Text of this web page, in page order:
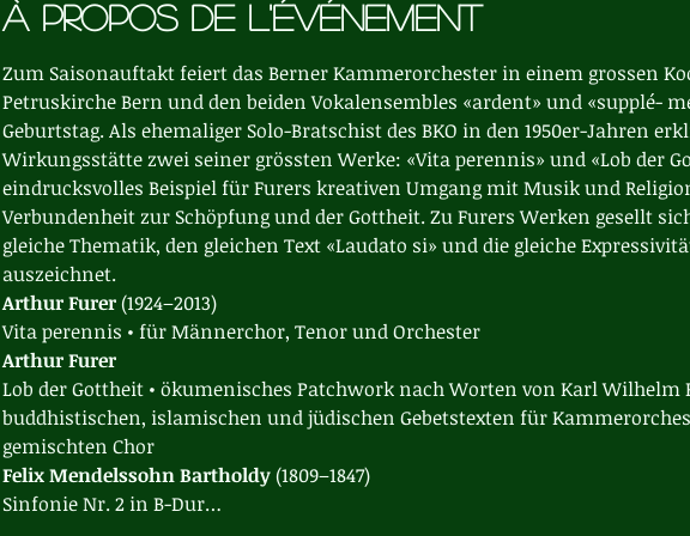
À propos de l'événement
Zum Saisonauftakt feiert das Berner Kammerorchester in einem grossen
Petruskirche Bern und den beiden Vokalensembles «ardent» und «supplé-
Geburtstag. Als ehemaliger Solo-Bratschist des BKO in den 1950er-Jahren
Wirkungsstätte zwei seiner grössten Werke: «Vita perennis» und «Lob der
eindrucksvolles Beispiel für Furers kreativen Umgang mit Musik und
Verbundenheit zur Schöpfung und der Gottheit. Zu Furers Werken gesellt
gleiche Thematik, den gleichen Text «Laudato si» und die gleiche
auszeichnet.
Arthur Furer (1924–2013)
Vita perennis • für Männerchor, Tenor und Orchester
Arthur Furer
Lob der Gottheit • ökumenisches Patchwork nach Worten von Karl Wilhelm
buddhistischen, islamischen und jüdischen Gebetstexten für
gemischten Chor
Felix Mendelssohn Bartholdy (1809–1847)
Sinfonie Nr. 2 in B-Dur…